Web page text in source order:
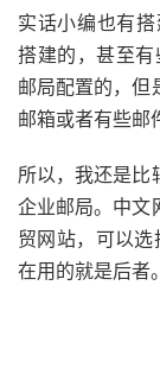
实话小编也有
搭建的，甚至
邮局配置的，但
邮箱或者有些邮
所以，我还是比
企业邮局。中文
贸网站，可以
在用的就是后者。